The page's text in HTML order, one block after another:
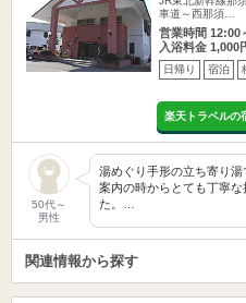
車道～西那須…
営業時間 12:00
入浴料金 1,000
日帰り 宿泊
楽天トラベルの
50代～
男性
湯めぐり手形の立ち寄り
案内の時からとても丁寧
た。…
関連情報から探す